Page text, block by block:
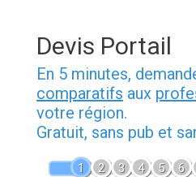
Devis Portail
En 5 minutes,
comparatifs aux
votre région.
Gratuit, sans pub et
1 2 3 4 5 6